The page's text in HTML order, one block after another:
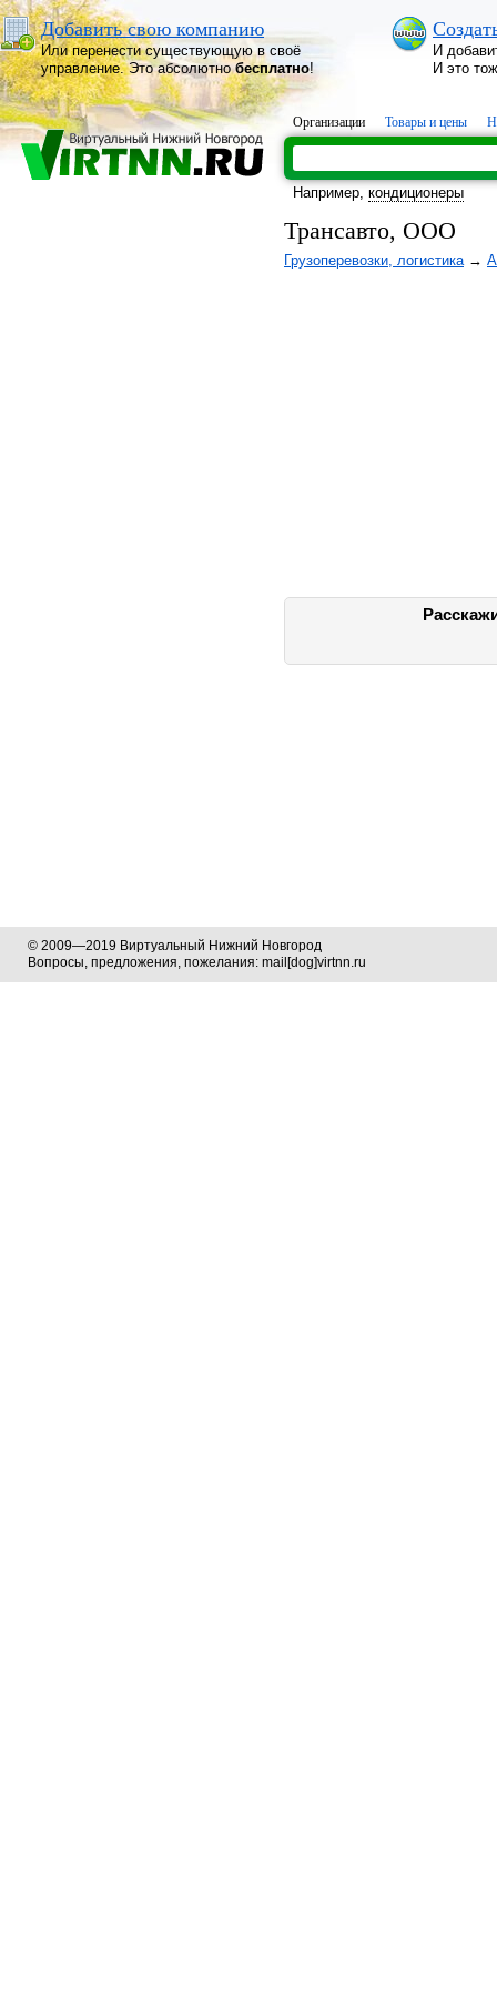
Добавить свою компанию
Или перенести существующую в своё
управление. Это абсолютнобесплатно!
И
И это
Организации Товары и цены
Например, кондиционеры
Трансавто, ООО
Грузоперевозки, логистика→
© 2009—2019 Виртуальный Нижний Новгород
Вопросы, предложения, пожелания: mail[dog]virtnn.ru